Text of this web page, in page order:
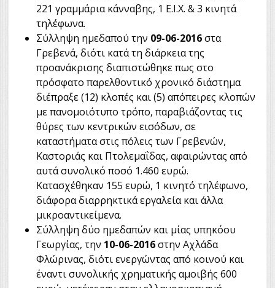
221 γραμμάρια κάνναβης, 1 Ε.Ι.Χ. & 3 κινητά
τηλέφωνα.
Σύλληψη ημεδαπού την 09-06-2016στα
Γρεβενά, διότι κατά τη διάρκεια της
προανάκρισης διαπιστώθηκε πως στο
πρόσφατο παρελθοντικό χρονικό διάστημα
διέπραξε (12) κλοπές και (5) απόπειρες κλοπών
με πανομοιότυπο τρόπο, παραβιάζοντας τις
θύρες των κεντρικών εισόδων, σε
καταστήματα στις πόλεις των Γρεβενών,
Καστοριάς και Πτολεμαΐδας, αφαιρώντας από
αυτά συνολικό ποσό 1.460 ευρώ.
Κατασχέθηκαν 155 ευρώ, 1 κινητό τηλέφωνο,
διάφορα διαρρηκτικά εργαλεία και άλλα
μικροαντικείμενα.
Σύλληψη δύο ημεδαπών και μίας υπηκόου
Γεωργίας, την 10-06-2016στην Αχλάδα
Φλώρινας, διότι ενεργώντας από κοινού και
έναντι συνολικής χρηματικής αμοιβής 600